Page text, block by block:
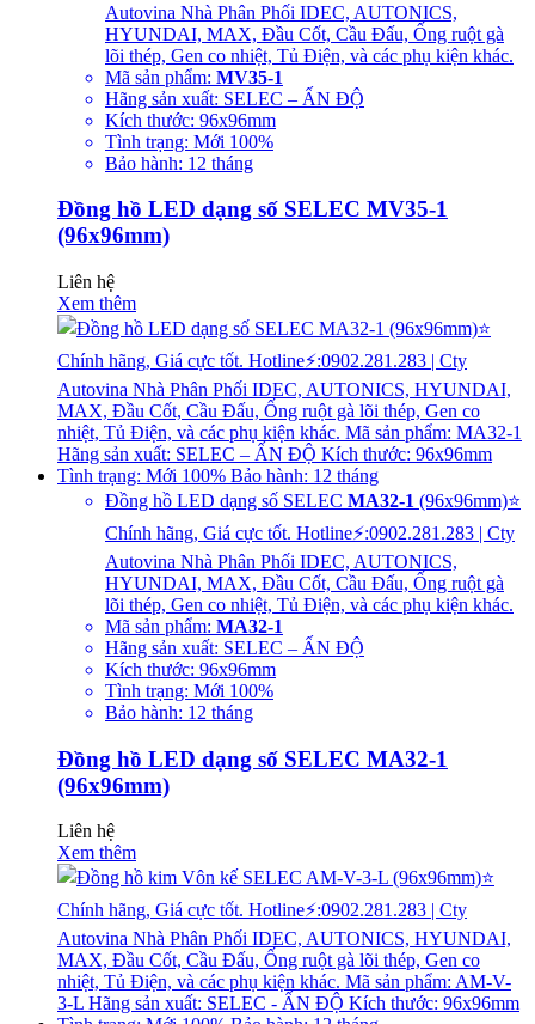
Autovina Nhà Phân Phối IDEC, AUTONICS,
HYUNDAI, MAX, Đầu Cốt, Cầu Đấu, Ống ruột gà
lõi thép, Gen co nhiệt, Tủ Điện, và các phụ kiện khác.
Mã sản phẩm: MV35-1
Hãng sản xuất: SELEC – ẤN ĐỘ
Kích thước: 96x96mm
Tình trạng: Mới 100%
Bảo hành: 12 tháng
Đồng hồ LED dạng số SELEC MV35-1
(96x96mm)
Liên hệ
Xem thêm
Đồng hồ LED dạng số SELEC MA32-1 (96x96mm)⭐
Chính hãng, Giá cực tốt. Hotline⚡:0902.281.283 | Cty
Autovina Nhà Phân Phối IDEC, AUTONICS,
HYUNDAI, MAX, Đầu Cốt, Cầu Đấu, Ống ruột gà
lõi thép, Gen co nhiệt, Tủ Điện, và các phụ kiện khác.
Mã sản phẩm: MA32-1
Hãng sản xuất: SELEC – ẤN ĐỘ
Kích thước: 96x96mm
Tình trạng: Mới 100%
Bảo hành: 12 tháng
Đồng hồ LED dạng số SELEC MA32-1
(96x96mm)
Liên hệ
Xem thêm